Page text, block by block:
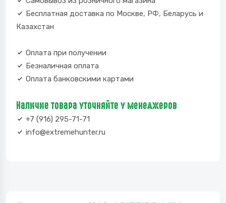
Бесплатная доставка по Москве, РФ, Беларусь и
Казахстан
Оплата при получении
Безналичная оплата
Оплата банковскими картами
Наличие товара уточняйте у менеджеров
+7 (916) 295-71-71
info@extremehunter.ru